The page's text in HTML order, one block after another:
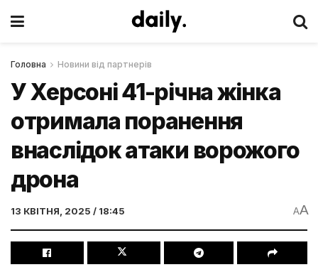
Головна Новини від партнерів
У Херсоні 41-річна жінка
отримала поранення
внаслідок атаки ворожого
дрона
13 КВІТНЯ, 2025 / 18:45 AA